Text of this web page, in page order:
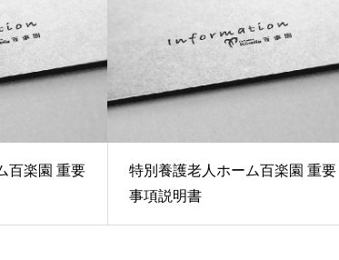
百楽園 重要
特別養護老人ホーム百楽園 重要
事項説明書